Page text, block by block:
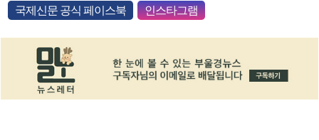
국제신문 공식 페이스북 인스타그램